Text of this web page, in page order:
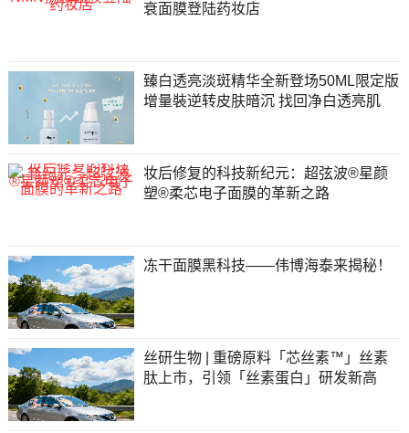
衰面膜登陆药妆店
臻白透亮淡斑精华全新登场50ML限定版
增量裝逆转皮肤暗沉 找回净白透亮肌
妆后修复的科技新纪元：超弦波®星颜
塑®柔芯电子面膜的革新之路
冻干面膜黑科技——伟博海泰来揭秘！
丝研生物 | 重磅原料「芯丝素™」丝素
肽上市，引领「丝素蛋白」研发新高